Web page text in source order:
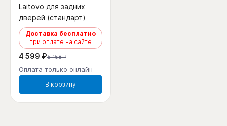
Laitovo для задних
дверей (стандарт)
Доставка бесплатно
при оплате на сайте
4 599 ₽5 158 ₽
Оплата только онлайн
В корзину